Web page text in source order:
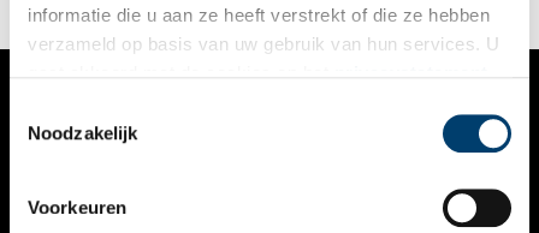
informatie die u aan ze heeft verstrekt of die ze hebben
verzameld op basis van uw gebruik van hun services. U
Noodzakelijk
Voorkeuren
VERHALEN
KALENDER